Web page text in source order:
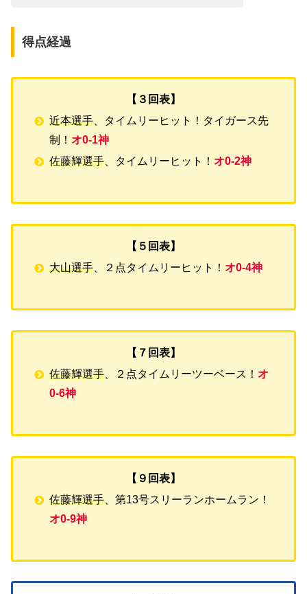
得点経過
【３回表】
近本選手 、タイムリーヒット！タイガース先
制！オ0-1神
佐藤輝選手、タイムリーヒット！オ0-2神
【５回表】
大山選手 、２点タイムリーヒット！オ0-4神
【７回表】
佐藤輝選手 、２点タイムリーツーベース！オ
0-6神
【９回表】
佐藤輝選手 、第13号スリーランホームラン！
オ0-9神